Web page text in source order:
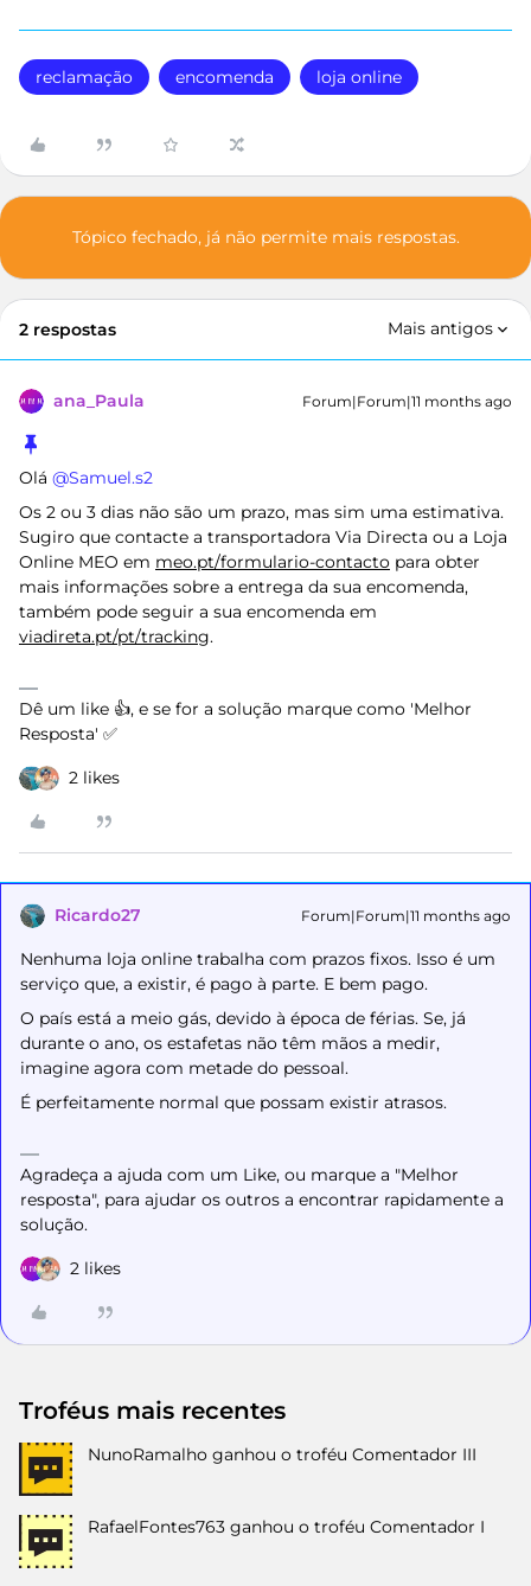
reclamação encomenda loja online
Tópico fechado, já não permite mais respostas.
2 respostas Mais antigos
ana_Paula Forum|Forum|11 months ago
Olá ​ @Samuel.s2
Os 2 ou 3 dias não são um prazo, mas sim uma estimativa.
Sugiro que contacte a transportadora Via Directa ou a Loja
Online MEO em meo.pt/formulario-contacto para obter
mais informações sobre a entrega da sua encomenda,
também pode seguir a sua encomenda em
viadireta.pt/pt/tracking.
Dê um like 👍, e se for a solução marque como 'Melhor
Resposta' ✅
2 likes
Ricardo27 Forum|Forum|11 months ago
Nenhuma loja online trabalha com prazos fixos. Isso é um
serviço que, a existir, é pago à parte. E bem pago.
O país está a meio gás, devido à época de férias. Se, já
durante o ano, os estafetas não têm mãos a medir,
imagine agora com metade do pessoal.
É perfeitamente normal que possam existir atrasos.
Agradeça a ajuda com um Like, ou marque a "Melhor
resposta", para ajudar os outros a encontrar rapidamente a
solução.
2 likes
Troféus mais recentes
NunoRamalho ganhou o troféu Comentador III
RafaelFontes763 ganhou o troféu Comentador I